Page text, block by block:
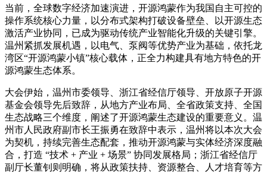
当前，全球数字经济加速演进，开源鸿蒙作为我国自主可控的
操作系统核心力量，以分布式架构打破设备壁垒、以开源生态
激活产业协同，已成为驱动传统产业智能化升级的关键引擎。
温州紧抓发展机遇，以电气、泵阀等优势产业为基础，依托龙
湾区“开源鸿蒙小镇”核心载体，正全力构建具有地方特色的开
源鸿蒙生态体系。
大会伊始，温州市委领导、浙江省经信厅领导、开放原子开源
基金会领导先后致辞，从地方产业布局、全省政策支持、全国
生态战略三个维度，阐述了开源鸿蒙生态建设的重要意义。温
州市人民政府副市长王振勇在致辞中表示，温州将以本次大会
为契机，持续完善生态配套，推动开源鸿蒙与实体经济深度融
合，打造 “技术 + 产业 + 场景” 协同发展格局；浙江省经信厅
副厅长董钊则明确，将从政策扶持、资源整合、人才培育等方